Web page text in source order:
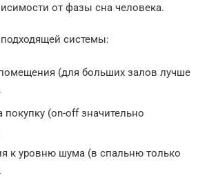
от фазы сна человека.
системы:
(для больших залов лучше
(on-off значительно
к уровню шума (в спальню только